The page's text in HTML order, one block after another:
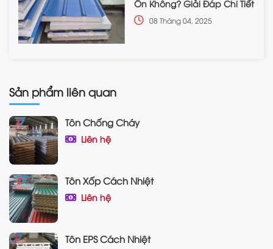
Ồn Không? Giải Đáp Chi Tiết
08 Tháng 04, 2025
Sản phẩm liên quan
Tôn Chống Cháy
Liên hệ
Tôn Xốp Cách Nhiệt
Liên hệ
Tôn EPS Cách Nhiệt